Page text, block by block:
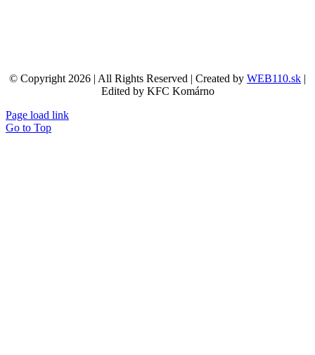
© Copyright 2026 | All Rights Reserved | Created by WEB110.sk |
Edited by KFC Komárno
Page load link
Go to Top